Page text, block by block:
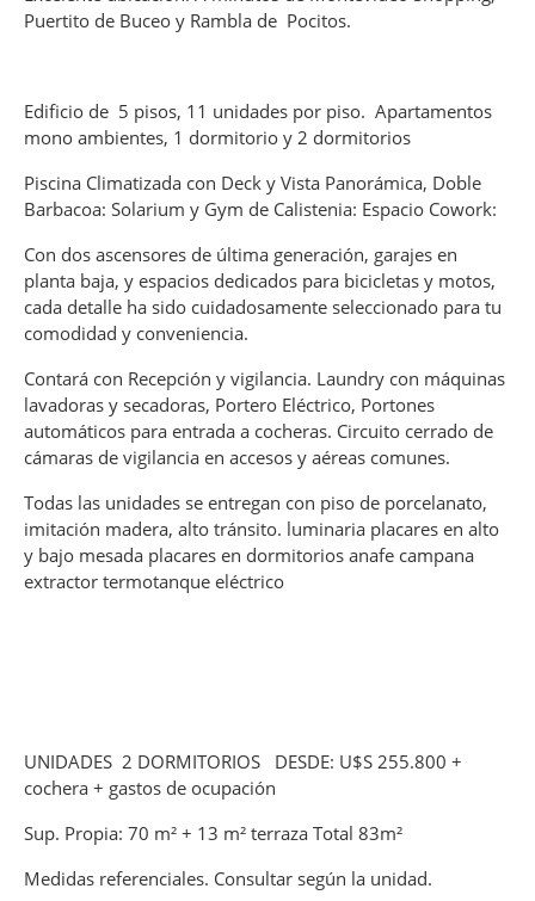
Puertito de Buceo y Rambla de Pocitos.
Edificio de 5 pisos, 11 unidades por piso. Apartamentos
mono ambientes, 1 dormitorio y 2 dormitorios
Piscina Climatizada con Deck y Vista Panorámica, Doble
Barbacoa: Solarium y Gym de Calistenia: Espacio Cowork:
Con dos ascensores de última generación, garajes en
planta baja, y espacios dedicados para bicicletas y motos,
cada detalle ha sido cuidadosamente seleccionado para tu
comodidad y conveniencia.
Contará con Recepción y vigilancia. Laundry con máquinas
lavadoras y secadoras, Portero Eléctrico, Portones
automáticos para entrada a cocheras. Circuito cerrado de
cámaras de vigilancia en accesos y aéreas comunes.
Todas las unidades se entregan con piso de porcelanato,
imitación madera, alto tránsito. luminaria placares en alto
y bajo mesada placares en dormitorios anafe campana
extractor termotanque eléctrico
UNIDADES 2 DORMITORIOS DESDE: U$S 255.800 +
cochera + gastos de ocupación
Sup. Propia: 70 m² + 13 m² terraza Total 83m²
Medidas referenciales. Consultar según la unidad.